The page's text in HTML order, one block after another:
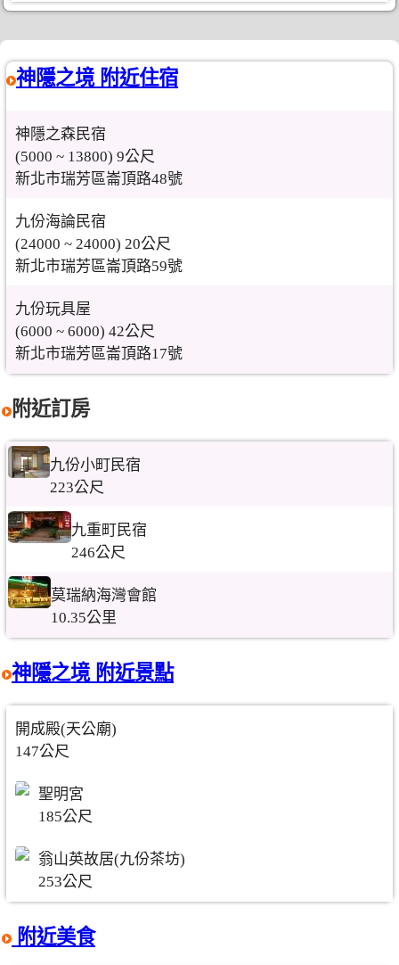
神隱之境 附近住宿
神隱之森民宿
(5000 ~ 13800) 9公尺
新北市瑞芳區崙頂路48號
九份海論民宿
(24000 ~ 24000) 20公尺
新北市瑞芳區崙頂路59號
九份玩具屋
(6000 ~ 6000) 42公尺
新北市瑞芳區崙頂路17號
附近訂房
九份小町民宿
223公尺
九重町民宿
246公尺
莫瑞納海灣會館
10.35公里
神隱之境 附近景點
開成殿(天公廟)
147公尺
聖明宮
185公尺
翁山英故居(九份茶坊)
253公尺
附近美食